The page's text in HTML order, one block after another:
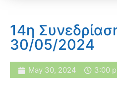
14η
30/05/2024
May 30, 2024 3:00